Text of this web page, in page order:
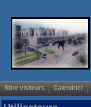
Nbre visiteurs Calendrier